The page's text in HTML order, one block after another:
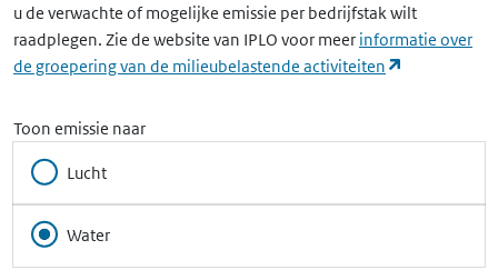
u de verwachte of mogelijke emissie per bedrijfstak wilt
raadplegen. Zie de website van IPLO voor meer informatie over
de groepering van de milieubelastende activiteiten
Toon emissie naar
Lucht
Water